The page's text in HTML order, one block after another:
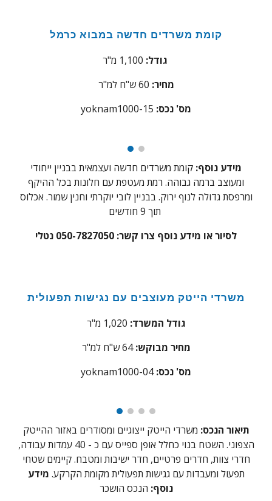
קומת משרדים חדשה במבוא כרמל
גודל:
מחיר:
yoknam1000-15 :מס' נכס
מידע נוסף: קומת משרדים חדשה ועצמאית בבניין ייחודי
ומעוצב ברמה גבוהה. רמת מעטפת עם חלונות בכל ההיקף
ומרפסת גדולה לנוף ירוק. בבניין לובי יוקרתי וחנין שמור. אכלוס
לסיור או מידע נוסף צרו קשר: 050-7827050 נטלי
משרדי הייטק מעוצבים עם נגישות תפעולית
גודל המשרד:
מחיר מבוקש:64ש"ח למ"ר
yoknam1000-04 :מס' נכס
תיאור הנכס: משרדי הייטק ייצוגיים ומסודרים באזור ההייטק
הצפוני. השטח בנוי כחלל אופן ספייס עם כ - 40 עמדות עבודה,
חדרי צוות, חדרים פרטיים, חדר ישיבות ומטבח. קיימים שטחי
תפעול ומעבדות עם גגישות תפעולית מקומת הקרקע. מידע
נוסף: הנכס הושכר